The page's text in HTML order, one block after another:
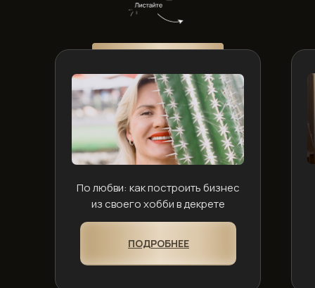
Листайте влево, чтобы ознакомиться
со всеми статьями
По любви: как построить бизнес
из своего хобби в декрете
ПОДРОБНЕЕ